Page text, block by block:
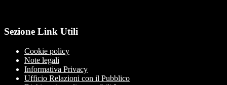
Sezione Link Utili
Cookie policy
Note legali
Informativa Privacy
Ufficio Relazioni con il Pubblico